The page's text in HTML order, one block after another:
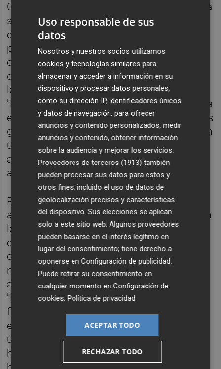
Comunitat Valenciana y Región de Murcia ha
señalado que "desde CaixaBank tenemos el
compromiso de apoyar y dar respuesta a las
peticiones solventes de financiación,
contribuyendo de esta forma a la
dinamización de la actividad productiva de
las empresas de la Comunitat Valenciana".
"Las compañías encontrarán en CaixaBank la
experiencia y el apoyo constante de nuestros
gestores especializados, que proporcionarán
una atención personalizada para una
adecuada gestión de su día a día", ha
añadido García.
Por su parte, José María Badía ha
agradecido a CaixaBank su compromiso con
la entidad avalista: "Contar con la
colaboración de entidades de referencia
como CaixaBank nos permite cumplir con
nuestra vocación de servicio a pymes y
autónomos de la Comunitat Valenciana".
"Este nuevo incremento en la línea de
financiación es una muy buena noticia para
el tejido empresarial y nos permitirá atender
una demanda que desde hace diez años no
ha dejado de crecer progresivamente. De
Uso responsable de sus
datos
Nosotros y nuestros socios utilizamos
cookies y tecnologías similares para
almacenar y acceder a información en su
dispositivo y procesar datos personales,
como su dirección IP, identificadores únicos
y datos de navegación, para ofrecer
anuncios y contenido personalizados, medir
anuncios y contenido, obtener información
sobre la audiencia y mejorar los servicios.
Proveedores de terceros (1913) también
pueden procesar sus datos para estos y
otros fines, incluido el uso de datos de
geolocalización precisos y características
del dispositivo. Sus elecciones se aplican
solo a este sitio web. Algunos proveedores
pueden basarse en el interés legítimo en
lugar del consentimiento; tiene derecho a
oponerse enConfiguración de publicidad.
Puede retirar su consentimiento en
cualquier momento enConfiguración de
cookies.Política de privacidad
ACEPTAR TODO
RECHAZAR TODO